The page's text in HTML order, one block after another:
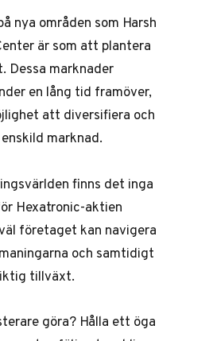
nya områden som Harsh
är som att plantera
marknader
en lång tid framöver,
att diversifiera och
marknad.
finns det inga
Hexatronic-aktien
företaget kan navigera
och samtidigt
tillväxt.
göra? Hålla ett öga